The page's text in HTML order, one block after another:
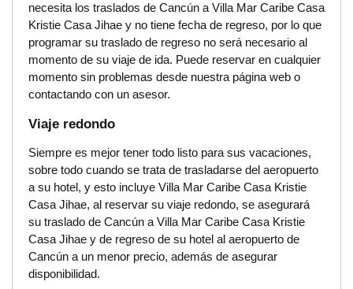
necesita los traslados de Cancún a Villa Mar Caribe Casa
Kristie Casa Jihae y no tiene fecha de regreso, por lo que
programar su traslado de regreso no será necesario al
momento de su viaje de ida. Puede reservar en cualquier
momento sin problemas desde nuestra página web o
contactando con un asesor.
Viaje redondo
Siempre es mejor tener todo listo para sus vacaciones,
sobre todo cuando se trata de trasladarse del aeropuerto
a su hotel, y esto incluye Villa Mar Caribe Casa Kristie
Casa Jihae, al reservar su viaje redondo, se asegurará
su traslado de Cancún a Villa Mar Caribe Casa Kristie
Casa Jihae y de regreso de su hotel al aeropuerto de
Cancún a un menor precio, además de asegurar
disponibilidad.